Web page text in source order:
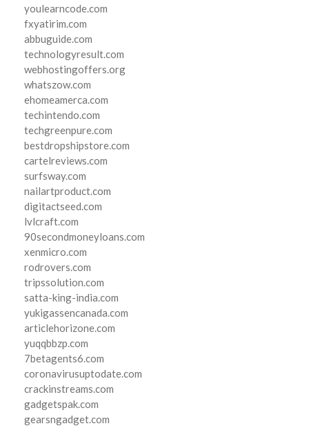
youlearncode.com
fxyatirim.com
abbuguide.com
technologyresult.com
webhostingoffers.org
whatszow.com
ehomeamerca.com
techintendo.com
techgreenpure.com
bestdropshipstore.com
cartelreviews.com
surfsway.com
nailartproduct.com
digitactseed.com
lvlcraft.com
90secondmoneyloans.com
xenmicro.com
rodrovers.com
tripssolution.com
satta-king-india.com
yukigassencanada.com
articlehorizone.com
yuqqbbzp.com
7betagents6.com
coronavirusuptodate.com
crackinstreams.com
gadgetspak.com
gearsngadget.com